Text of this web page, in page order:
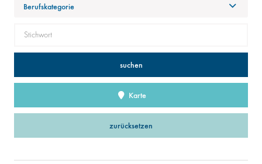
Berufskategorie
zurücksetzen
Karte
suchen